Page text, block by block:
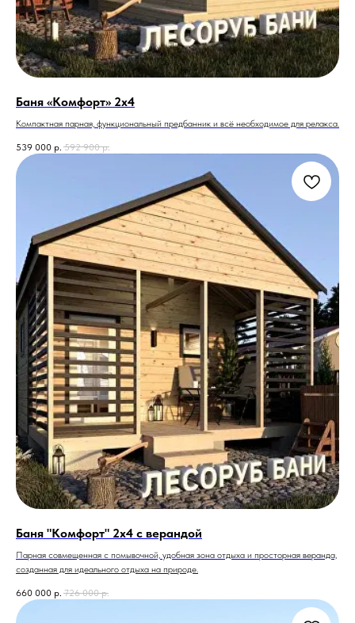
Баня «Комфорт» 2х4
Компактная парная, функциональный предбанник и всё необходимое для релакса.
539 000 р. 592 900 р.
Баня "Комфорт" 2х4 с верандой
Парная совмещенная с помывочной, удобная зона отдыха и просторная веранда,
созданная для идеального отдыха на природе.
660 000 р. 726 000 р.